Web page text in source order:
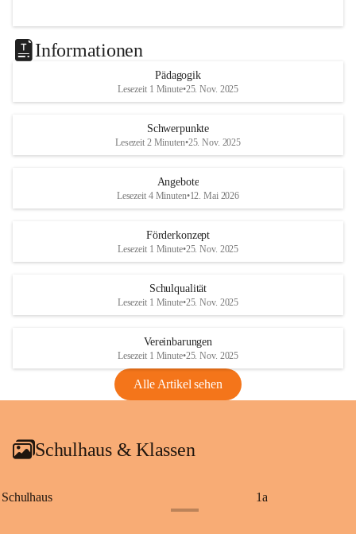
Informationen
Pädagogik
Lesezeit 1 Minute•25. Nov. 2025
Schwerpunkte
Lesezeit 2 Minuten•25. Nov. 2025
Angebote
Lesezeit 4 Minuten•12. Mai 2026
Förderkonzept
Lesezeit 1 Minute•25. Nov. 2025
Schulqualität
Lesezeit 1 Minute•25. Nov. 2025
Vereinbarungen
Lesezeit 1 Minute•25. Nov. 2025
Alle Artikel sehen
Schulhaus & Klassen
Schulhaus 1a